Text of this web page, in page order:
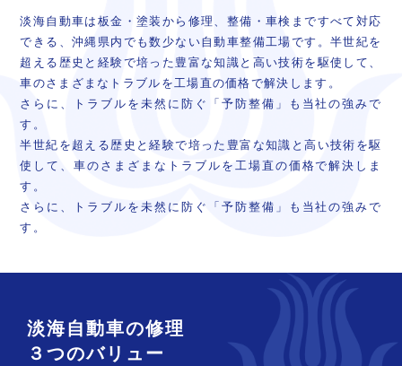
淡海自動車は板金・塗装から修理、整備・車検まですべて対応
できる、沖縄県内でも数少ない自動車整備工場です。半世紀を
超える歴史と経験で培った豊富な知識と高い技術を駆使して、
車のさまざまなトラブルを工場直の価格で解決します。
さらに、トラブルを未然に防ぐ「予防整備」も当社の強みで
す。
半世紀を超える歴史と経験で培った豊富な知識と高い技術を駆
使して、車のさまざまなトラブルを工場直の価格で解決しま
す。
さらに、トラブルを未然に防ぐ「予防整備」も当社の強みで
す。
淡海自動車の修理
３つのバリュー